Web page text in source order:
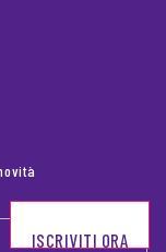
ISCRIVITI ORA